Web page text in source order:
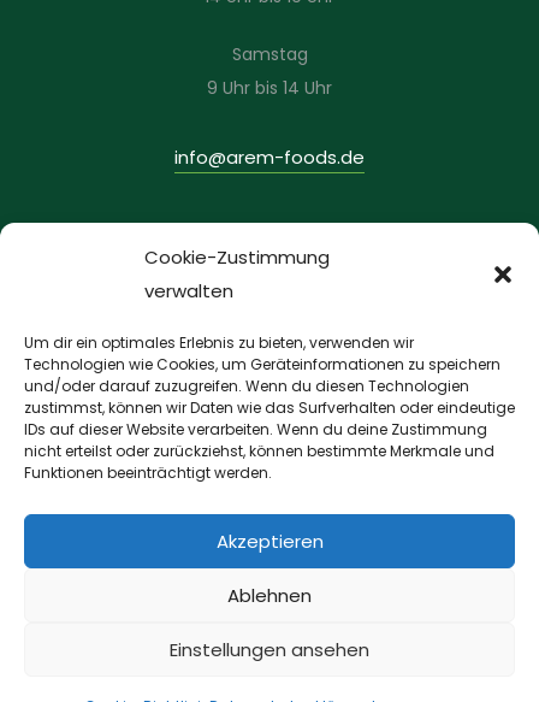
Cookie-Zustimmung
verwalten
Um dir ein optimales Erlebnis zu bieten, verwenden wir
Technologien wie Cookies, um Geräteinformationen zu speichern
und/oder darauf zuzugreifen. Wenn du diesen Technologien
zustimmst, können wir Daten wie das Surfverhalten oder eindeutige
IDs auf dieser Website verarbeiten. Wenn du deine Zustimmung
nicht erteilst oder zurückziehst, können bestimmte Merkmale und
Funktionen beeinträchtigt werden.
Akzeptieren
Ablehnen
Einstellungen ansehen
Samstag
9 Uhr bis 14 Uhr
info@arem-foods.de
Datenschutzerklärung
AGBs
Versandarten
Widerrufsbelehrung
Zahlarten
Cookie-Richtlinie(EU)
Copyright © 2023 AREM FOODS All Rights Reserved.
Produkt.